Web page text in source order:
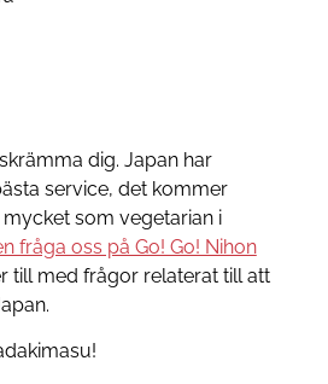
dig. Japan har
service, det kommer
som vegetarian i
fråga oss på Go! Go! Nihon
till med frågor relaterat till att